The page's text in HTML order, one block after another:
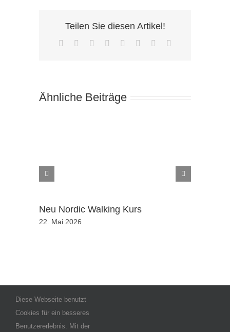
Teilen Sie diesen Artikel!
Facebook Reddit LinkedIn
TumblrPinterest
Ähnliche Beiträge
Neu Nordic Walking Kurs
22. Mai 2026
Diese Webseite benutzt
Cookies für ein besseres
Benutzererlebnis. Mit der